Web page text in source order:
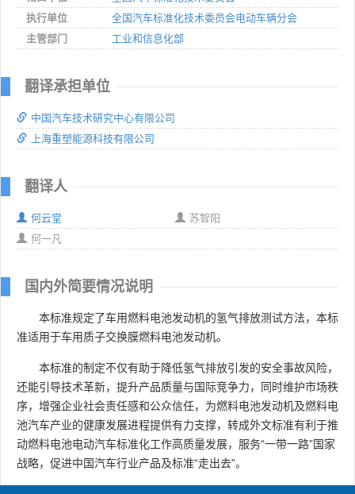
执行单位
全国汽车标准化技术委员会电动车辆分会
主管部门
工业和信息化部
翻译承担单位
中国汽车技术研究中心有限公司
上海重塑能源科技有限公司
翻译人
何云堂
苏智阳
何一凡
国内外简要情况说明
本标准规定了车用燃料电池发动机的氢气排放测试方法，本标
准适用于车用质子交换膜燃料电池发动机。
本标准的制定不仅有助于降低氢气排放引发的安全事故风险，
还能引导技术革新，提升产品质量与国际竞争力，同时维护市场秩
序，增强企业社会责任感和公众信任，为燃料电池发动机及燃料电
池汽车产业的健康发展进程提供有力支撑，转成外文标准有利于推
动燃料电池电动汽车标准化工作高质量发展，服务“一带一路”国家
战略，促进中国汽车行业产品及标准“走出去”。